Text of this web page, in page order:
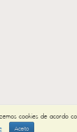
cookies de acordo
Aceito